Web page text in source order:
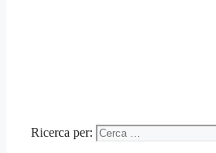
Ricerca per: